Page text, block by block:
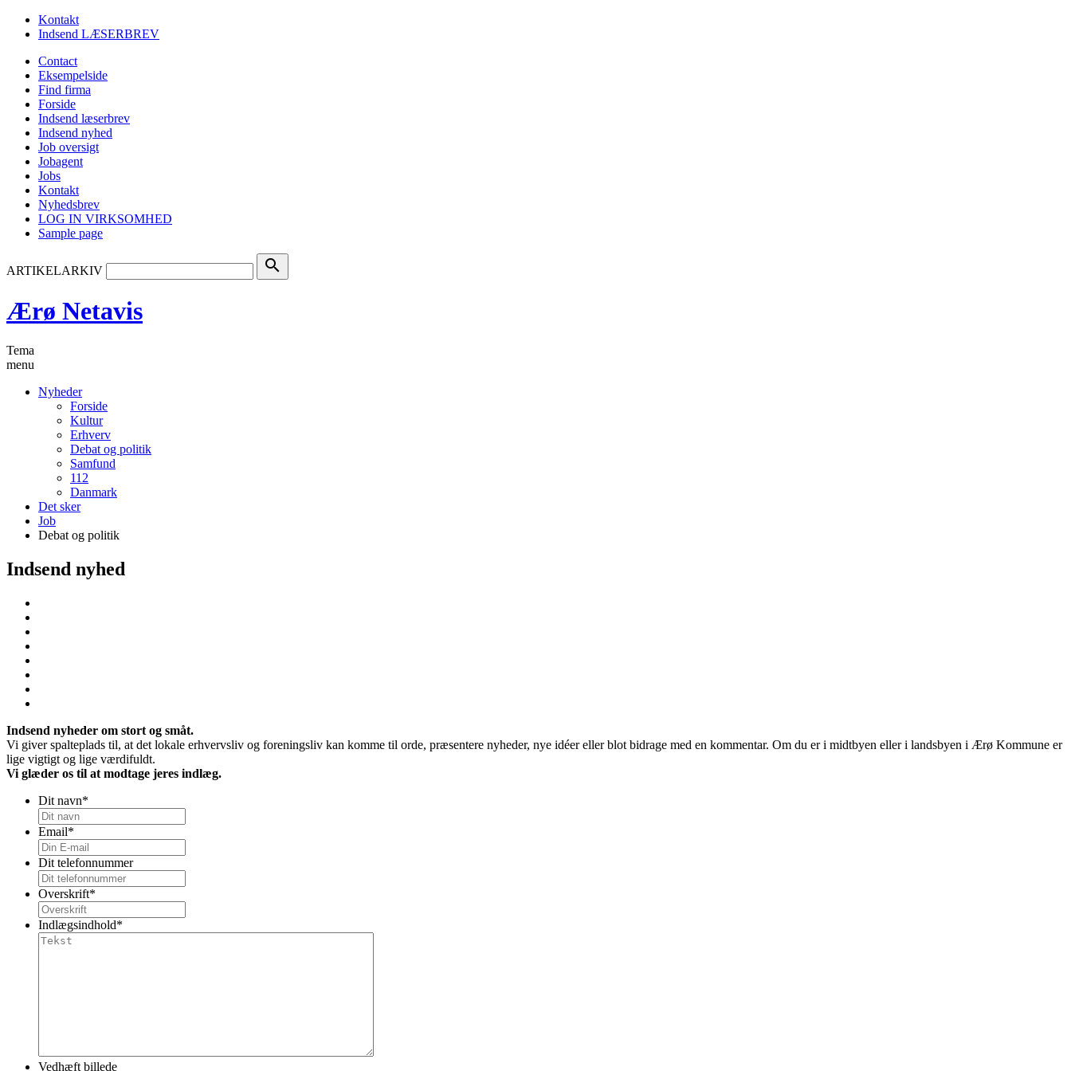
Kontakt
Indsend LÆSERBREV
Contact
Eksempelside
Find firma
Forside
Indsend læserbrev
Indsend nyhed
Job oversigt
Jobagent
Jobs
Kontakt
Nyhedsbrev
LOG IN VIRKSOMHED
Sample page
ARTIKELARKIV search
Ærø Netavis
Tema
menu
Nyheder
Forside
Kultur
Erhverv
Debat og politik
Samfund
112
Danmark
Det sker
Job
Debat og politik
Indsend nyhed
Indsend nyheder om stort og småt.
Vi giver spalteplads til, at det lokale erhvervsliv og foreningsliv kan komme til orde, præsentere nyheder, nye idéer eller blot bidrage med en kommentar. Om du er i midtbyen eller i landsbyen i Ærø Kommune er
lige vigtigt og lige værdifuldt.
Vi glæder os til at modtage jeres indlæg.
Dit navn*
Email*
Dit telefonnummer
Overskrift*
Indlægsindhold*
Vedhæft billede